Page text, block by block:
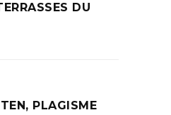
DU
PLAGISME